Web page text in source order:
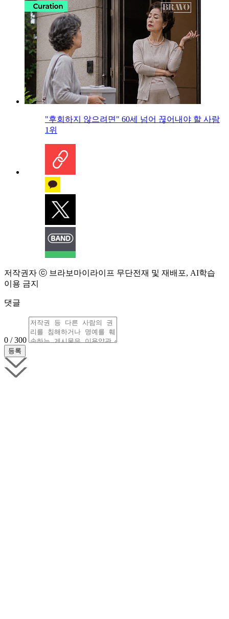
"후회하지 않으려면" 60세 넘어 끊어내야 할 사람
1위
저작권자 ⓒ 브라보마이라이프 무단전재 및 재배포, AI학습
이용 금지
댓글
0 / 300